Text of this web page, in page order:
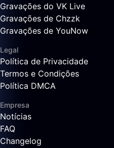
Gravações do VK Live
Gravações de Chzzk
Gravações de YouNow
Legal
Política de Privacidade
Termos e Condições
Política DMCA
Empresa
Notícias
FAQ
Changelog